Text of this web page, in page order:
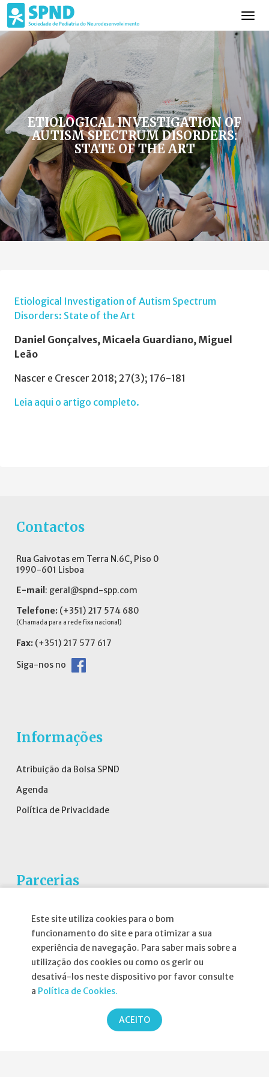
Este site utiliza cookies para o bom
funcionamento do site e para otimizar a sua
experiência de navegação. Para saber mais sobre a
utilização dos cookies ou como os gerir ou
desativá-los neste dispositivo por favor consulte
a Política de Cookies.
ACEITO
ETIOLOGICAL INVESTIGATION OF
AUTISM SPECTRUM DISORDERS:
STATE OF THE ART
Etiological Investigation of Autism Spectrum
Disorders: State of the Art
Daniel Gonçalves, Micaela Guardiano, Miguel
Leão
Nascer e Crescer 2018; 27(3); 176-181
Leia aqui o artigo completo.
Contactos
Rua Gaivotas em Terra N.6C, Piso 0
1990-601 Lisboa
E-mail : geral@spnd-spp.com
Telefone: (+351) 217 574 680
(Chamada para a rede fixa nacional)
Fax: (+351) 217 577 617
Siga-nos no
Informações
Atribuição da Bolsa SPND
Agenda
Política de Privacidade
Parcerias